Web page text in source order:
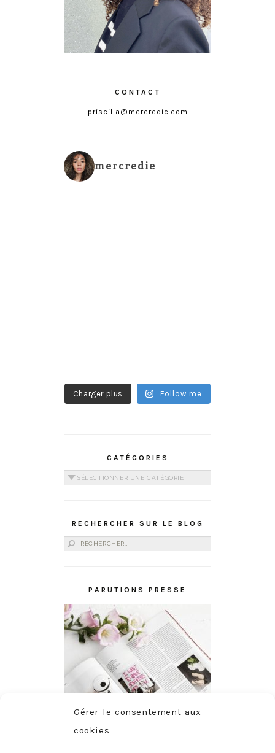
Gérer le consentement aux
cookies
CONTACT
priscilla@mercredie.com
mercredie
Charger plus Follow me
CATÉGORIES
Catégories
RECHERCHER SUR LE BLOG
Rechercher :
PARUTIONS PRESSE